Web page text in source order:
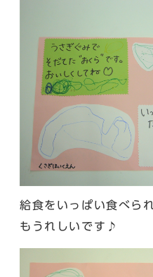
給食をいっぱい食べら
もうれしいです♪